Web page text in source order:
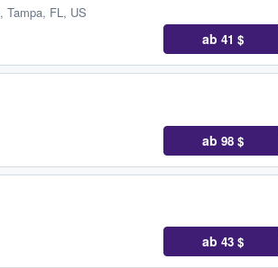
, Tampa, FL, US
ab 41 $
ab 98 $
ab 43 $